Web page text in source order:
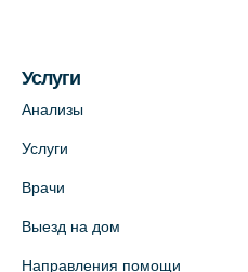
Услуги
Анализы
Услуги
Врачи
Выезд на дом
Направления помощи